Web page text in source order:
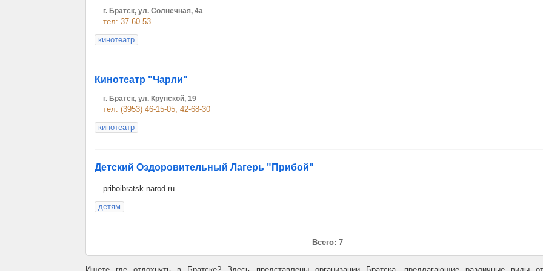
г. Братск, ул. Солнечная, 4а
тел: 37-60-53
кинотеатр
Кинотеатр "Чарли"
г. Братск, ул. Крупской, 19
тел: (3953) 46-15-05, 42-68-30
кинотеатр
Детский Оздоровительный Лагерь "Прибой"
priboibratsk.narod.ru
детям
Всего: 7